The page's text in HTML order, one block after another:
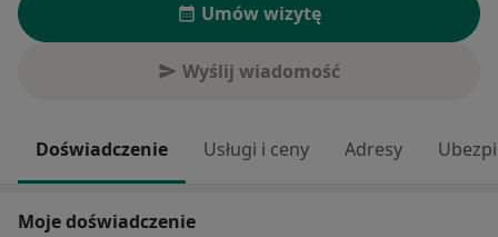
Umów wizytę
Wyślij wiadomość
Doświadczenie Usługi i ceny Adresy
Moje doświadczenie